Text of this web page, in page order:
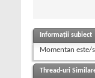
Informații subiect
Momentan este/
Thread-uri